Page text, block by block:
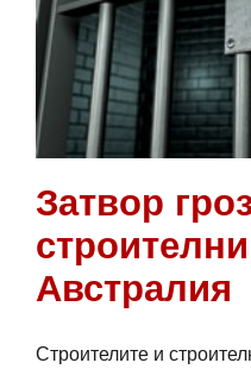
Затвор
Австралия
Строителите и